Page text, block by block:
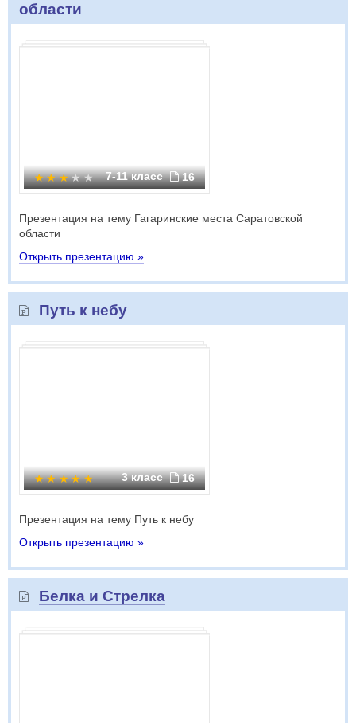
области
7-11 класс 16
Презентация на тему Гагаринские места Саратовской
области
Открыть презентацию »
Путь к небу
3 класс 16
Презентация на тему Путь к небу
Открыть презентацию »
Белка и Стрелка